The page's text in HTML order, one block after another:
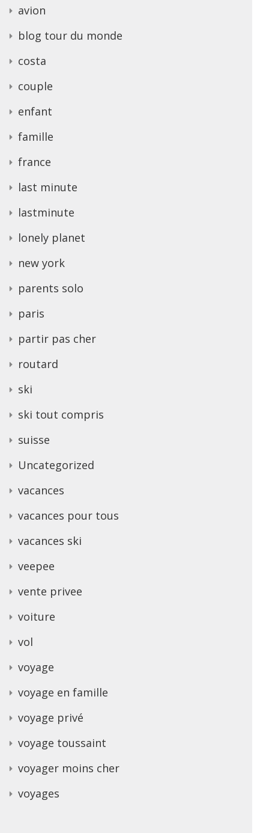
avion
blog tour du monde
costa
couple
enfant
famille
france
last minute
lastminute
lonely planet
new york
parents solo
paris
partir pas cher
routard
ski
ski tout compris
suisse
Uncategorized
vacances
vacances pour tous
vacances ski
veepee
vente privee
voiture
vol
voyage
voyage en famille
voyage privé
voyage toussaint
voyager moins cher
voyages